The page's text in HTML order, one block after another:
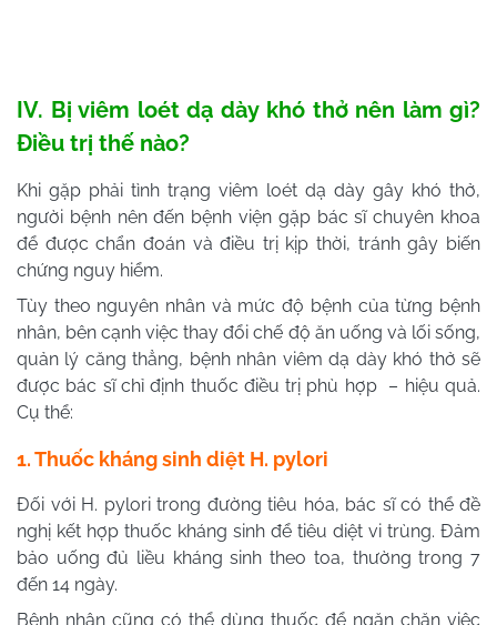
IV. Bị viêm loét dạ dày khó thở nên làm gì?
Điều trị thế nào?
Khi gặp phải tình trạng viêm loét dạ dày gây khó thở,
người bệnh nên đến bệnh viện gặp bác sĩ chuyên khoa
để được chẩn đoán và điều trị kịp thời, tránh gây biến
chứng nguy hiểm.
Tùy theo nguyên nhân và mức độ bệnh của từng bệnh
nhân, bên cạnh việc thay đổi chế độ ăn uống và lối sống,
quản lý căng thẳng, bệnh nhân viêm dạ dày khó thở sẽ
được bác sĩ chỉ định thuốc điều trị phù hợp – hiệu quả.
Cụ thể:
1. Thuốc kháng sinh diệt H. pylori
Đối với H. pylori trong đường tiêu hóa, bác sĩ có thể đề
nghị kết hợp thuốc kháng sinh để tiêu diệt vi trùng. Đảm
bảo uống đủ liều kháng sinh theo toa, thường trong 7
đến 14 ngày.
Bệnh nhân cũng có thể dùng thuốc để ngăn chặn việc